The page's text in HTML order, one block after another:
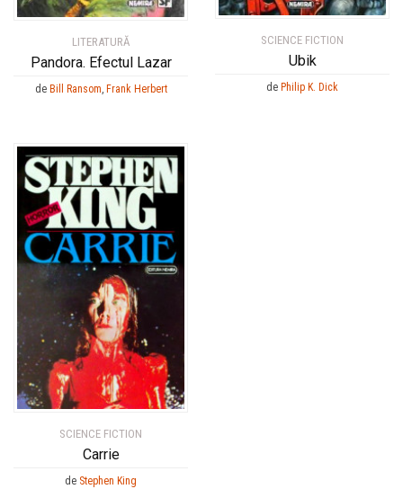
LITERATURĂ
Pandora. Efectul Lazar
de Bill Ransom Frank Herbert
SCIENCE FICTION
Ubik
de Philip K. Dick
SCIENCE FICTION
Carrie
de Stephen King